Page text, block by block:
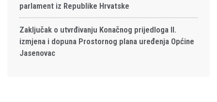
parlament iz Republike Hrvatske
Zaključak o utvrđivanju Konačnog prijedloga II.
izmjena i dopuna Prostornog plana uređenja Općine
Jasenovac